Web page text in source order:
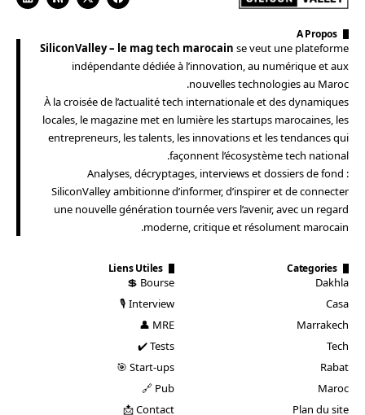
A Propos
SiliconValley – le mag tech marocain se veut une plateforme
indépendante dédiée à l’innovation, au numérique et aux
nouvelles technologies au Maroc.
À la croisée de l’actualité tech internationale et des dynamiques
locales, le magazine met en lumière les startups marocaines, les
entrepreneurs, les talents, les innovations et les tendances qui
façonnent l’écosystème tech national.
Analyses, décryptages, interviews et dossiers de fond :
SiliconValley ambitionne d’informer, d’inspirer et de connecter
une nouvelle génération tournée vers l’avenir, avec un regard
moderne, critique et résolument marocain.
Categories
Dakhla
Casa
Marrakech
Tech
Rabat
Maroc
Plan du site
Liens Utiles
Bourse 💲
Interview 🎙️
MRE 👤
Tests ✔️
Start-ups 🎯
Pub 🔗
Contact 📩